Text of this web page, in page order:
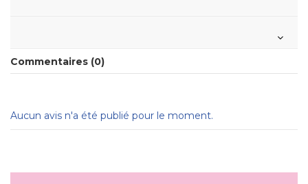
Commentaires (0)
Aucun avis n'a été publié pour le moment.